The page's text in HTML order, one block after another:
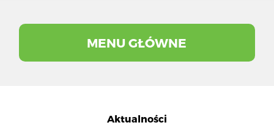
MENU GŁÓWNE
Aktualności